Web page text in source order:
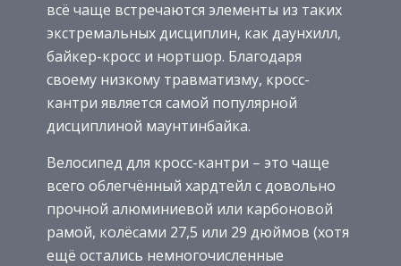
всё чаще встречаются элементы из таких
экстремальных дисциплин, как даунхилл,
байкер-кросс и нортшор. Благодаря
своему низкому травматизму, кросс-
кантри является самой популярной
дисциплиной маунтинбайка.
Велосипед для кросс-кантри – это чаще
всего облегчённый хардтейл с довольно
прочной алюминиевой или карбоновой
рамой, колёсами 27,5 или 29 дюймов (хотя
ещё остались немногочисленные